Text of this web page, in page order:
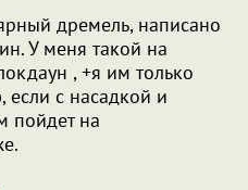
дремель, написано
У меня такой на
, +я им только
если с насадкой и
пойдет на